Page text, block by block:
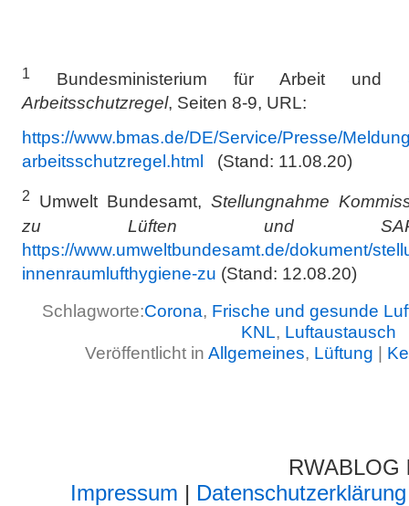
1
Bundesministerium für Arbeit und
Arbeitsschutzregel, Seiten 8-9, URL:
https://www.bmas.de/DE/Service/Presse/
arbeitsschutzregel.html (Stand: 11.08.20)
2 Umwelt Bundesamt, Stellungnahme
zu Lüften und SARS-
https://www.umweltbundesamt.de/dokument/
innenraumlufthygiene-zu (Stand: 12.08.20)
Schlagworte:Corona, Frische und gesunde
KNL, Luftaustausch
Veröffentlicht in Allgemeines, Lüftung |
Impressum | Datenschutzerklärung